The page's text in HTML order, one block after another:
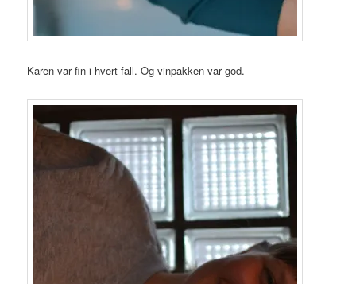
Karen var fin i hvert fall. Og vinpakken var god.